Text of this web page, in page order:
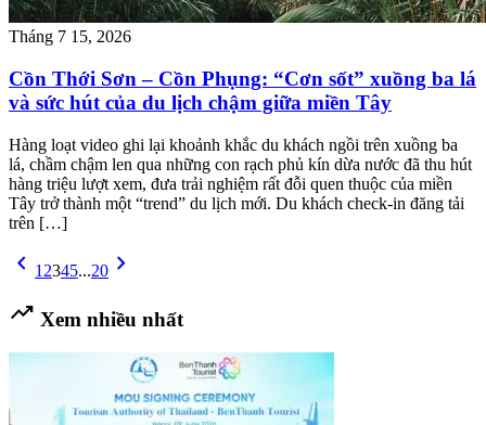
Tháng 7 15, 2026
Cồn Thới Sơn – Cồn Phụng: “Cơn sốt” xuồng ba lá
và sức hút của du lịch chậm giữa miền Tây
Hàng loạt video ghi lại khoảnh khắc du khách ngồi trên xuồng ba
lá, chầm chậm len qua những con rạch phủ kín dừa nước đã thu hút
hàng triệu lượt xem, đưa trải nghiệm rất đỗi quen thuộc của miền
Tây trở thành một “trend” du lịch mới. Du khách check-in đăng tải
trên […]
chevron_left 1 2345...20 chevron_right
trending_up Xem nhiều nhất